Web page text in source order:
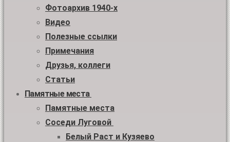
Фотоархив 1940-х
Видео
Полезные ссылки
Примечания
Друзья, коллеги
Статьи
Памятные места
Памятные места
Соседи Луговой
Белый Раст и Кузяево